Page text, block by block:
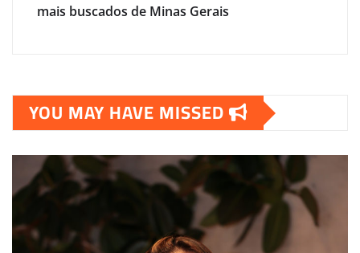
mais buscados de Minas Gerais
YOU MAY HAVE MISSED